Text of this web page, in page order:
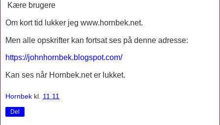
Kære brugere
Om kort tid lukker jeg www.hornbek.net.
Men alle opskrifter kan fortsat ses på denne adresse:
https://johnhornbek.blogspot.com/
Kan ses når Hornbek.net er lukket.
Hornbek kl. 11.11
Del